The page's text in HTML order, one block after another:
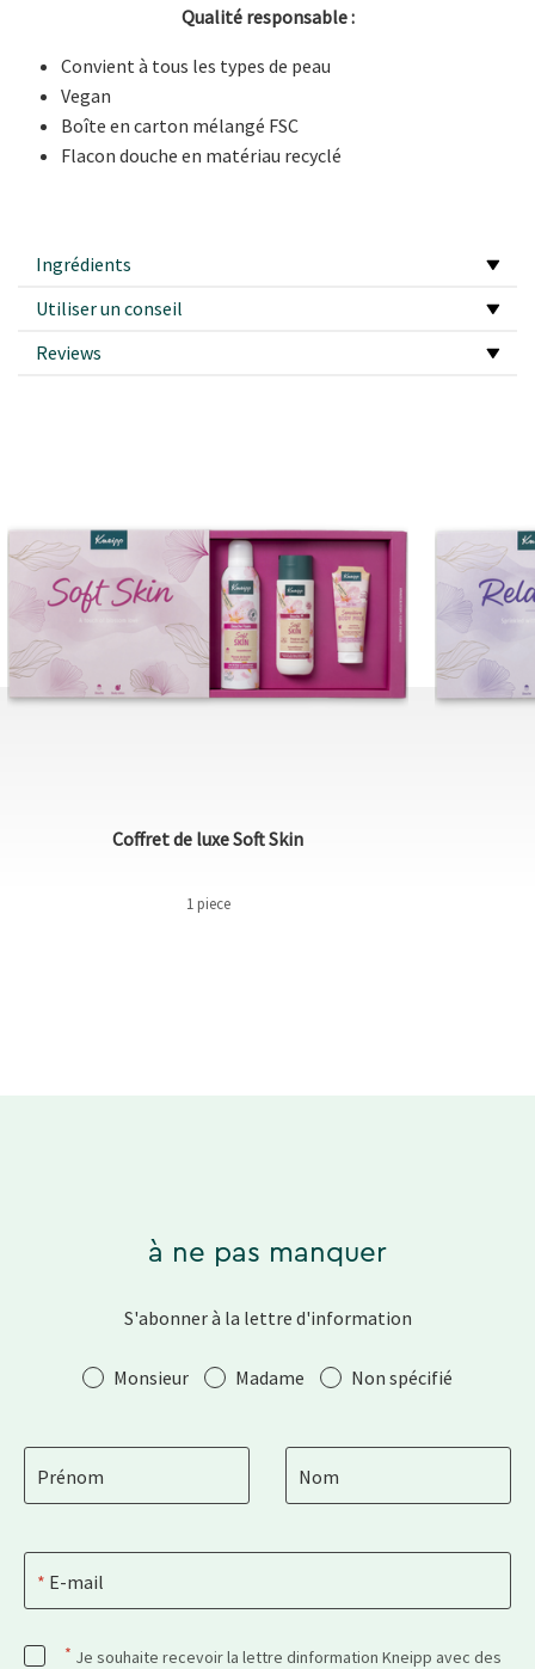
Qualité responsable :
Convient à tous les types de peau
Vegan
Boîte en carton mélangé FSC
Flacon douche en matériau recyclé
Ingrédients
Utiliser un conseil
Reviews
Coffret de luxe Soft Skin
1 piece
à ne pas manquer
S'abonner à la lettre d'information
SalutationMonsieur Madame Non spécifié
Prénom Nom
E-mail
* Je souhaite recevoir la lettre dinformation Kneipp avec des